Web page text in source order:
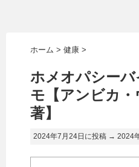
ホーム > 健康 >
ホメオパシーバ
モ【アンビカ
著】
2024年7月24日に投稿 → 2024